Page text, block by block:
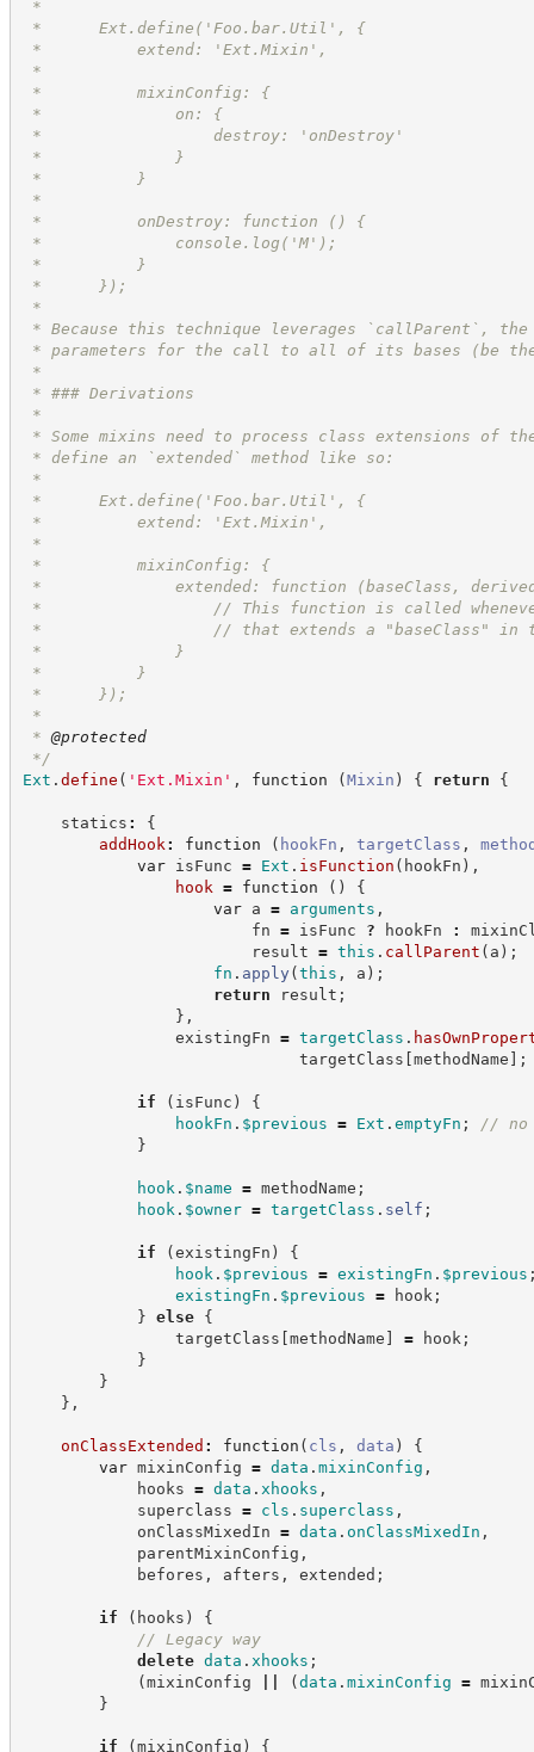
*
*      Ext.define('Foo.bar.Util', {
*          extend: 'Ext.Mixin',
*
*          mixinConfig: {
*              on: {
*                  destroy: 'onDestroy'
*              }
*          }
*
*          onDestroy: function () {
*              console.log('M');
*          }
*      });
*
* Because this technique leverages `callParent`,
* parameters for the call to all of its bases (be
*
* ### Derivations
*
* Some mixins need to process class extensions of
* define an `extended` method like so:
*
*      Ext.define('Foo.bar.Util', {
*          extend: 'Ext.Mixin',
*
*          mixinConfig: {
*              extended: function (baseClass,
*                  // This function is called
*                  // that extends a "baseClass" in
*              }
*          }
*      });
*
* @protected
*/
Ext . define ( ' Ext.Mixin ' , function (Mixin ) { return {
statics :
{
addHook : function ( hookFn , targetClass ,
var isFunc = Ext . isFunction ( hookFn ) ,
hook = function ( )
{
var a = arguments ,
fn = isFunc ? hookFn :
result = this . callParent ( a ) ;
fn . apply (this , a ) ;
return result ;
} ,
existingFn = targetClass .
targetClass [methodName ] ;
if ( isFunc )
{
hookFn . $previous = Ext . emptyFn ; // no
}
hook . $name = methodName ;
hook . $owner = targetClass . self ;
if (existingFn )
{
hook . $previous = existingFn . $previous
existingFn . $previous = hook ;
} else
{
targetClass [methodName ] = hook ;
}
}
} ,
onClassExtended : function ( cls , data )
{
var mixinConfig = data . mixinConfig ,
hooks = data . xhooks ,
superclass = cls . superclass ,
onClassMixedIn = data . onClassMixedIn ,
parentMixinConfig ,
befores , afters , extended ;
if ( hooks )
{
// Legacy way
delete data . xhooks ;
(mixinConfig (data . mixinConfig =
}
if (mixinConfig )
{